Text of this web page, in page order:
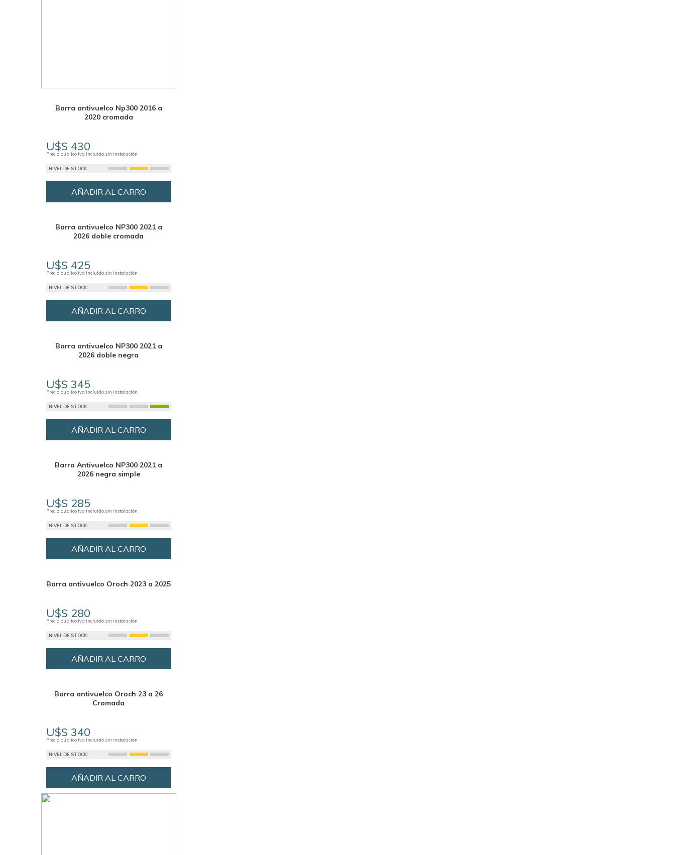
Barra antivuelco Np300 2016 a
2020 cromada
U$S 430
Precio público iva incluido, sin instalación.
NIVEL DE STOCK:
AÑADIR AL CARRO
Barra antivuelco NP300 2021 a
2026 doble cromada
U$S 425
Precio público iva incluido, sin instalación.
NIVEL DE STOCK:
AÑADIR AL CARRO
Barra antivuelco NP300 2021 a
2026 doble negra
U$S 345
Precio público iva incluido, sin instalación.
NIVEL DE STOCK:
AÑADIR AL CARRO
Barra Antivuelco NP300 2021 a
2026 negra simple
U$S 285
Precio público iva incluido, sin instalación.
NIVEL DE STOCK:
AÑADIR AL CARRO
Barra antivuelco Oroch 2023 a 2025
U$S 280
Precio público iva incluido, sin instalación.
NIVEL DE STOCK:
AÑADIR AL CARRO
Barra antivuelco Oroch 23 a 26
Cromada
U$S 340
Precio público iva incluido, sin instalación.
NIVEL DE STOCK:
AÑADIR AL CARRO